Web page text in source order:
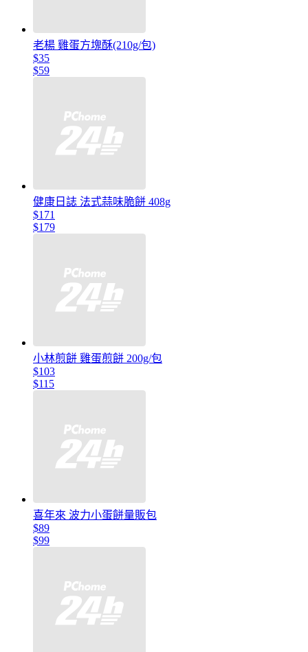
老楊 雞蛋方塊酥(210g/包)
$35
$59
健康日誌 法式蒜味脆餅 408g
$171
$179
小林煎餅 雞蛋煎餅 200g/包
$103
$115
喜年來 波力小蛋餅量販包
$89
$99